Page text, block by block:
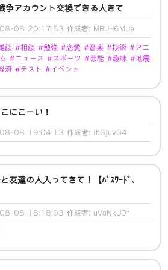
争アカウント交換できる人きて
08 20:17:53 作成者: MRUH6MUe
談 #相談 #勉強 #恋愛 #音楽 #技術 #アニ
ム #ニュース #スポーツ #芸能 #趣味 #地震
済 #テスト #イベント
にこーい！
08 19:04:13 作成者: ibGjuvG4
友達の人入ってきて！【ﾊﾟｽﾜｰﾄﾞ、
08 18:18:03 作成者: uVaNkU0t